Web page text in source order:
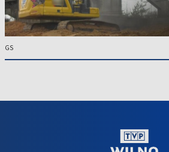
GS